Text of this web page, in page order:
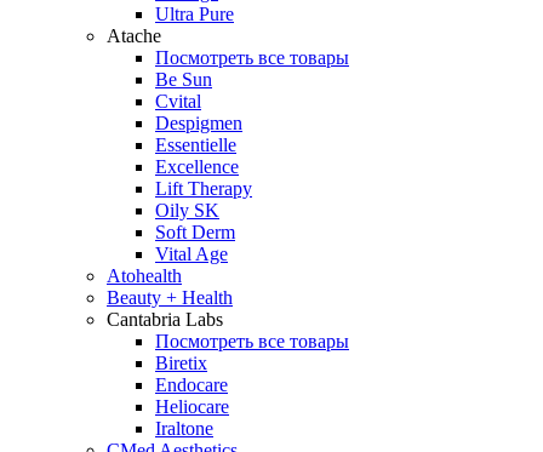
Ultra Pure
Atache
Посмотреть все товары
Be Sun
Cvital
Despigmen
Essentielle
Excellence
Lift Therapy
Oily SK
Soft Derm
Vital Age
Atohealth
Beauty + Health
Cantabria Labs
Посмотреть все товары
Biretix
Endocare
Heliocare
Iraltone